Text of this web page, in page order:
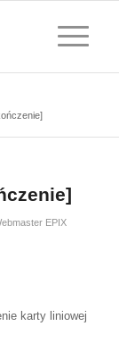
EPIX
karty liniowej